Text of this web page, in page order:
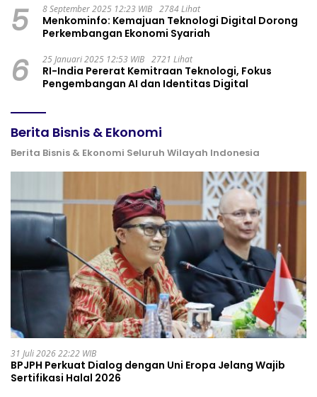
5 8 September 2025 12:23 WIB 2784 Lihat
Menkominfo: Kemajuan Teknologi Digital Dorong
Perkembangan Ekonomi Syariah
6 25 Januari 2025 12:53 WIB 2721 Lihat
RI-India Pererat Kemitraan Teknologi, Fokus
Pengembangan AI dan Identitas Digital
Berita Bisnis & Ekonomi
Berita Bisnis & Ekonomi Seluruh Wilayah Indonesia
31 Juli 2026 22:22 WIB
BPJPH Perkuat Dialog dengan Uni Eropa Jelang Wajib
Sertifikasi Halal 2026